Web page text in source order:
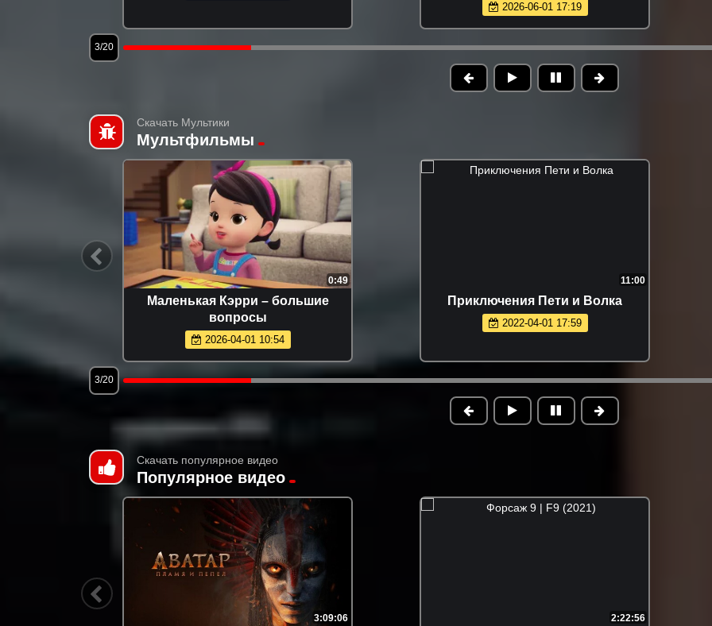
2026-06-01 17:19
3/20
Скачать Мультики
Мультфильмы
0:49
Маленькая Кэрри – большие
вопросы
2026-04-01 10:54
11:00
Приключения Пети и Волка
2022-04-01 17:59
3/20
Скачать популярное видео
Популярное видео
3:09:06 2:22:56